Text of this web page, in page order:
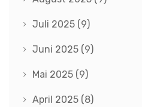
Juli 2025 (9)
Juni 2025 (9)
Mai 2025 (9)
April 2025 (8)